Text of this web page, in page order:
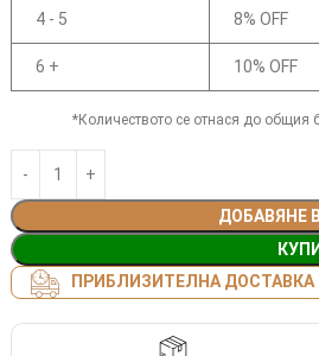
4 - 5 8% OFF
6 + 10% OFF
*Количеството се отнася до общия
ДОБАВЯНЕ
ПРИБЛИЗИТЕЛНА ДОСТАВКА